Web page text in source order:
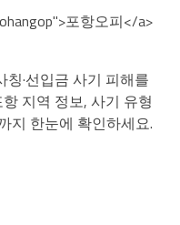
포항오피</a>
·선입금 사기 피해를
지역 정보, 사기 유형
지 한눈에 확인하세요.